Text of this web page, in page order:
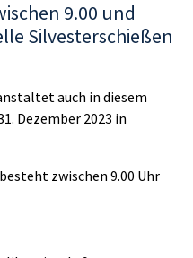
9.00 und
Silvesterschießen
auch in diesem
Dezember 2023 in
zwischen 9.00 Uhr